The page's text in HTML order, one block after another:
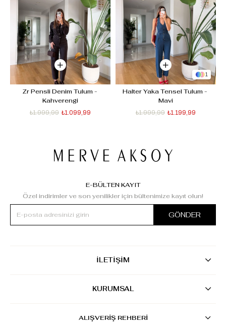
Zr Pensli Denim Tulum -
Kahverengi
₺1.099,99
₺1.999,99
1
Halter Yaka Tensel Tulum -
Mavi
₺1.199,99
₺1.999,99
E-BÜLTEN KAYIT
Özel indirimler ve son yenilikler için bültenimize kayıt olun!
GÖNDER
İLETİŞİM
KURUMSAL
ALIŞVERİŞ REHBERİ